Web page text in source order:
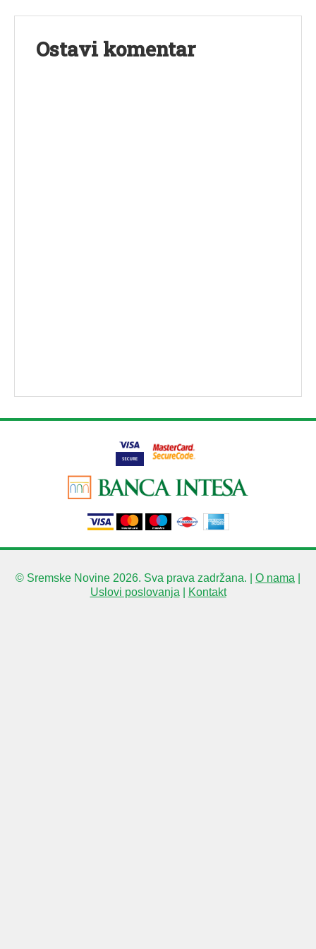
Ostavi komentar
© Sremske Novine 2026. Sva prava zadržana. | O nama
Uslovi poslovanja
Kontakt